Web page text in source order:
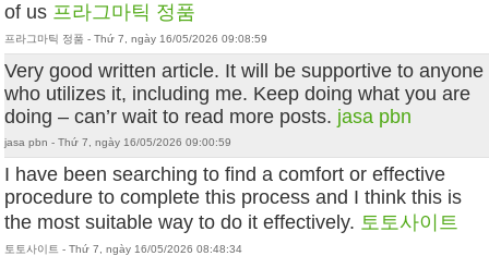
of us 프라그마틱 정품
프라그마틱 정품 - Thứ 7, ngày 16/05/2026 09:08:59
Very good written article. It will be supportive to anyone
who utilizes it, including me. Keep doing what you are
doing – can’r wait to read more posts. jasa pbn
jasa pbn - Thứ 7, ngày 16/05/2026 09:00:59
I have been searching to find a comfort or effective
procedure to complete this process and I think this is
the most suitable way to do it effectively. 토토사이트
토토사이트 - Thứ 7, ngày 16/05/2026 08:48:34